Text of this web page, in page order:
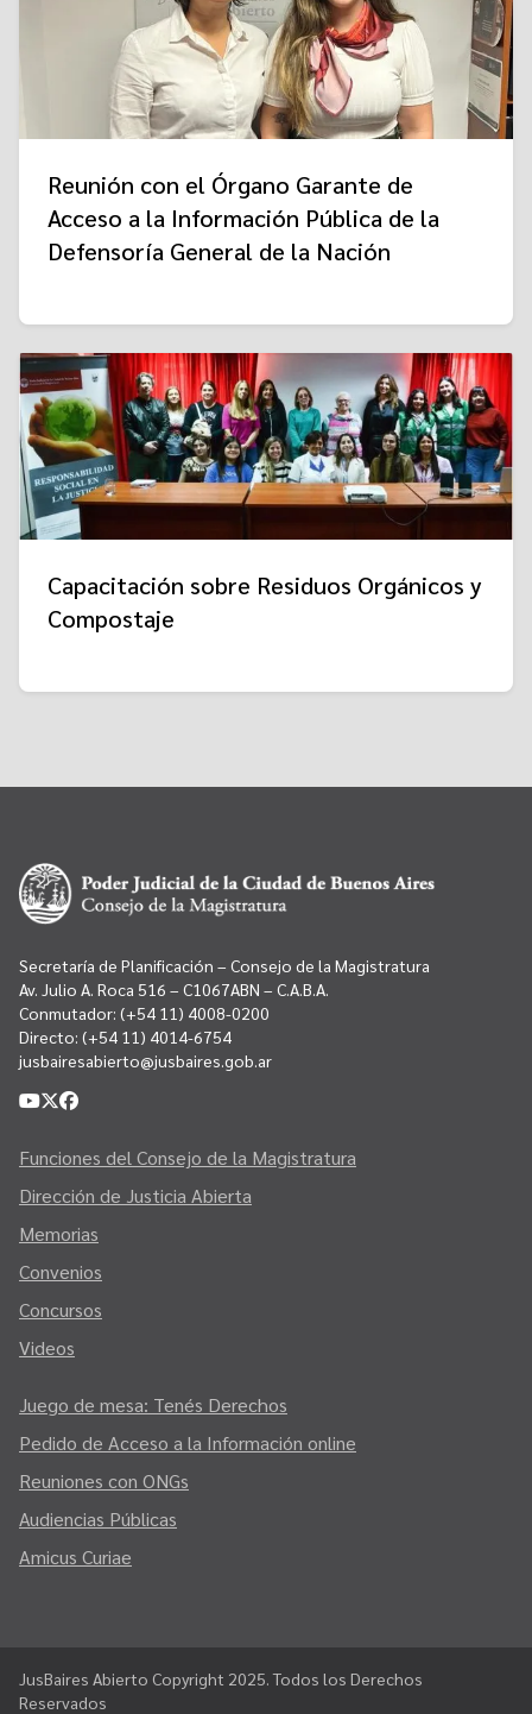
Reunión con el Órgano Garante de
Acceso a la Información Pública de la
Defensoría General de la Nación
Capacitación sobre Residuos Orgánicos y
Compostaje
Secretaría de Planificación – Consejo de la Magistratura
Av. Julio A. Roca 516 – C1067ABN – C.A.B.A.
Conmutador: (+54 11) 4008-0200
Directo: (+54 11) 4014-6754
jusbairesabierto@jusbaires.gob.ar
Funciones del Consejo de la Magistratura
Dirección de Justicia Abierta
Memorias
Convenios
Concursos
Videos
Juego de mesa: Tenés Derechos
Pedido de Acceso a la Información online
Reuniones con ONGs
Audiencias Públicas
Amicus Curiae
JusBaires Abierto Copyright 2025. Todos los Derechos
Reservados